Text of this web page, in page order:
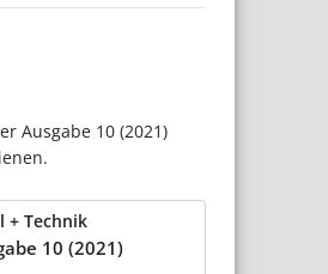
Ausgabe 10 (2021)
+ Technik
10 (2021)